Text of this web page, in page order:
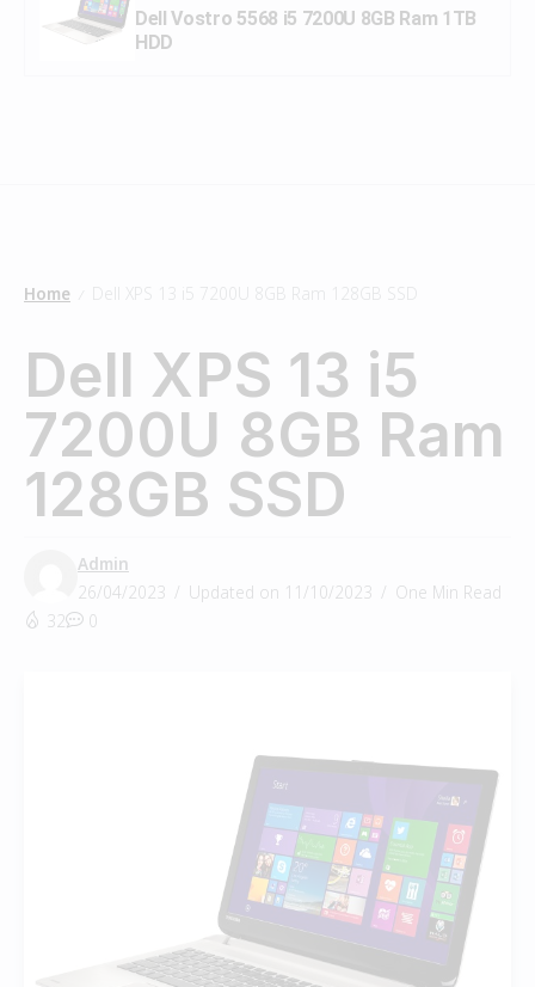
Dell Vostro 5568 i5 7200U 8GB Ram 1TB
HDD
Home Dell XPS 13 i5 7200U 8GB Ram 128GB SSD
Dell XPS 13 i5
7200U 8GB Ram
128GB SSD
Admin
26/04/2023
Updated on 11/10/2023
One Min Read
32
0